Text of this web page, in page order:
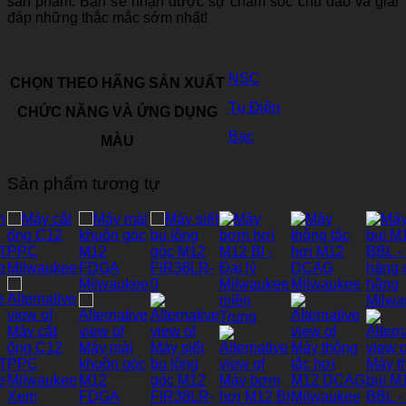
đáp những thắc mắc sớm nhất!
CHỌN THEO HÃNG SẢN XUẤT NSC
CHỨC NĂNG VÀ ỨNG DỤNG Tụ Điện
MÀU Bạc
Sản phẩm tương tự
Xem